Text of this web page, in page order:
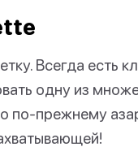
Всегда есть
одну из
по-прежнему